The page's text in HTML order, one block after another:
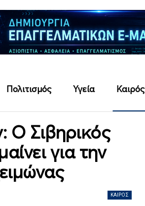
Πολιτισμός Υγεία Καιρός
Ο Σιβηρικός
για την
ΚΑΙΡΌΣ